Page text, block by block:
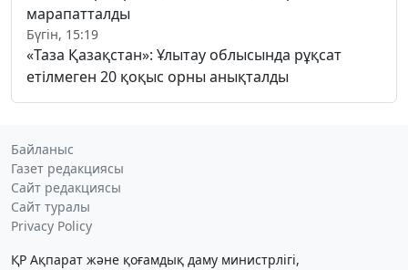
марапатталды
Бүгін, 15:19
«Таза Қазақстан»: Ұлытау облысында рұқсат
етілмеген 20 қоқыс орны анықталды
Байланыс
Газет редакциясы
Сайт редакциясы
Сайт туралы
Privacy Policy
ҚР Ақпарат және қоғамдық даму министрлігі,